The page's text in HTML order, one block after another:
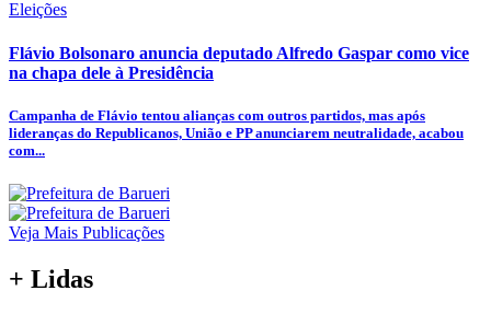
Eleições
Flávio Bolsonaro anuncia deputado Alfredo Gaspar como vice
na chapa dele à Presidência
Campanha de Flávio tentou alianças com outros partidos, mas após
lideranças do Republicanos, União e PP anunciarem neutralidade, acabou
com...
Veja Mais Publicações
+ Lidas